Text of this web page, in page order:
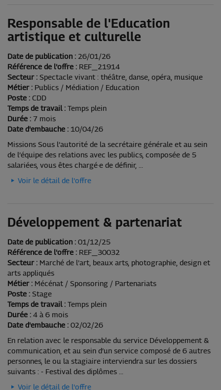
Responsable de l'Education
artistique et culturelle
Date de publication : 26/01/26
Référence de l'offre : REF_21914
Secteur : Spectacle vivant : théâtre, danse, opéra, musique
Métier : Publics / Médiation / Education
Poste : CDD
Temps de travail : Temps plein
Durée : 7 mois
Date d'embauche : 10/04/26
Missions Sous l’autorité de la secrétaire générale et au sein
de l’équipe des relations avec les publics, composée de 5
salariées, vous êtes chargé·e de définir, ...
Voir le détail de l'offre
Développement & partenariat
Date de publication : 01/12/25
Référence de l'offre : REF_30032
Secteur : Marché de l'art, beaux arts, photographie, design et
arts appliqués
Métier : Mécénat / Sponsoring / Partenariats
Poste : Stage
Temps de travail : Temps plein
Durée : 4 à 6 mois
Date d'embauche : 02/02/26
En relation avec le responsable du service Développement &
communication, et au sein d’un service composé de 6 autres
personnes, le ou la stagiaire interviendra sur les dossiers
suivants : - Festival des diplômes ...
Voir le détail de l'offre